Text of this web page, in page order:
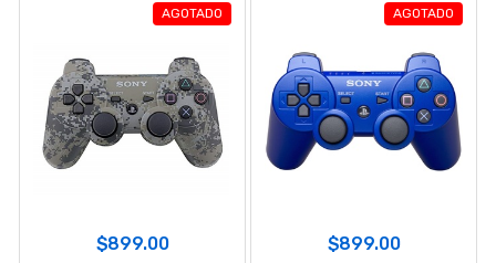
AGOTADO
$899.00
AGOTADO
$899.00